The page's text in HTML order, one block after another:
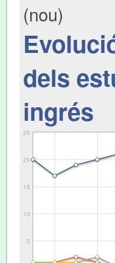
(nou)
dels
ingrés
5
10
15
20
25